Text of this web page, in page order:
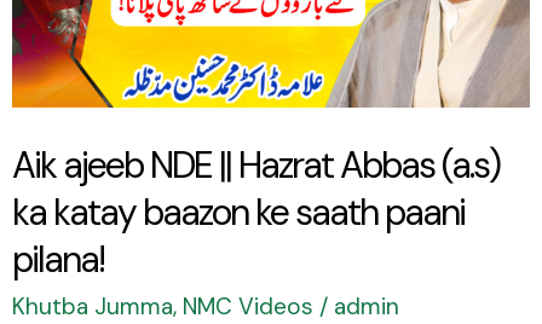
Aik ajeeb NDE || Hazrat Abbas (a.s)
ka katay baazon ke saath paani
pilana!
Khutba Jumma, NMC Videos / admin
Abbas
(a.s)
katay
baazon
ke
saath